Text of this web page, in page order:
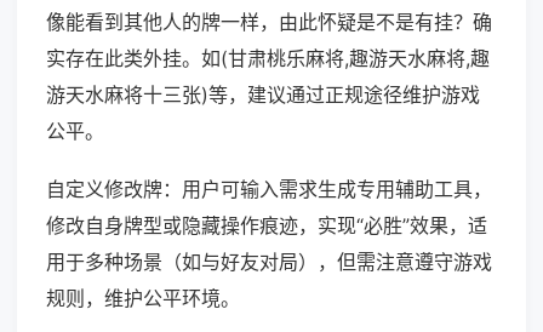
像能看到其他人的牌一样，由此怀疑是不是有挂？确
实存在此类外挂。如(甘肃桃乐麻将,趣游天水麻将,趣
游天水麻将十三张)等，建议通过正规途径维护游戏
公平。
自定义修改牌：用户可输入需求生成专用辅助工具，
修改自身牌型或隐藏操作痕迹，实现“必胜”效果，适
用于多种场景（如与好友对局），但需注意遵守游戏
规则，维护公平环境。